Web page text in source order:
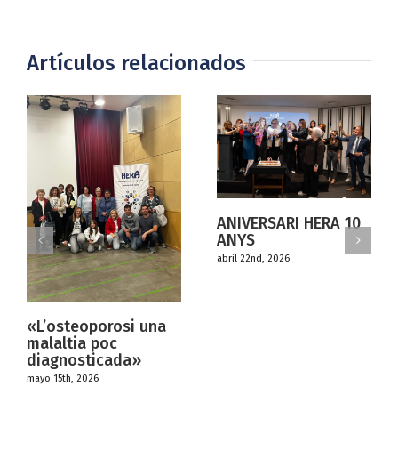
Artículos relacionados
una
ANIVERSARI HERA 10
ANYS
abril 22nd, 2026